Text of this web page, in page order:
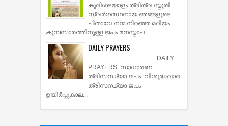
കുരിശടയാളം ത്രിത്വ സ്തുതി
സ്വര്‍ഗസ്ഥനായ ഞങ്ങളുടെ
പിതാവേ നന്മ നിറഞ്ഞ മറിയം
കുമ്പസാരത്തിനുള്ള ജപം മനസ്താപ...
DAILY PRAYERS
DAILY
PRAYERS സാധാരണ
ത്രിസന്ധ്യാ ജപം വിശുദ്ധവാര
ത്രിസന്ധ്യാ ജപം
ഉയിര്‍പ്പുകാല...